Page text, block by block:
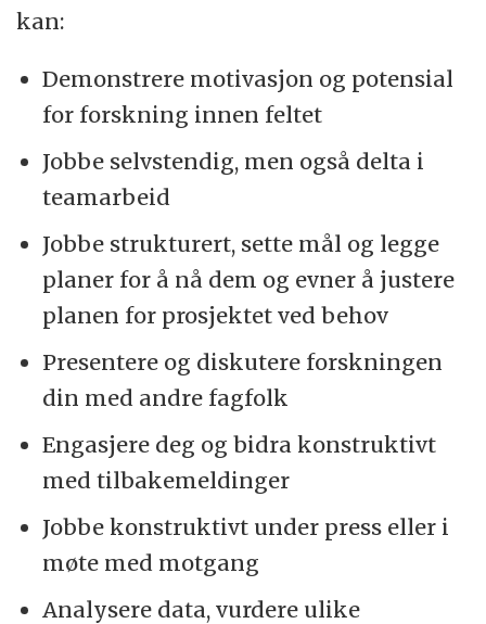
kan:
Demonstrere motivasjon og potensial
for forskning innen feltet
Jobbe selvstendig, men også delta i
teamarbeid
Jobbe strukturert, sette mål og legge
planer for å nå dem og evner å justere
planen for prosjektet ved behov
Presentere og diskutere forskningen
din med andre fagfolk
Engasjere deg og bidra konstruktivt
med tilbakemeldinger
Jobbe konstruktivt under press eller i
møte med motgang
Analysere data, vurdere ulike